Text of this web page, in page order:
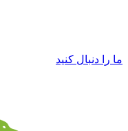
ما را دنبال کنید